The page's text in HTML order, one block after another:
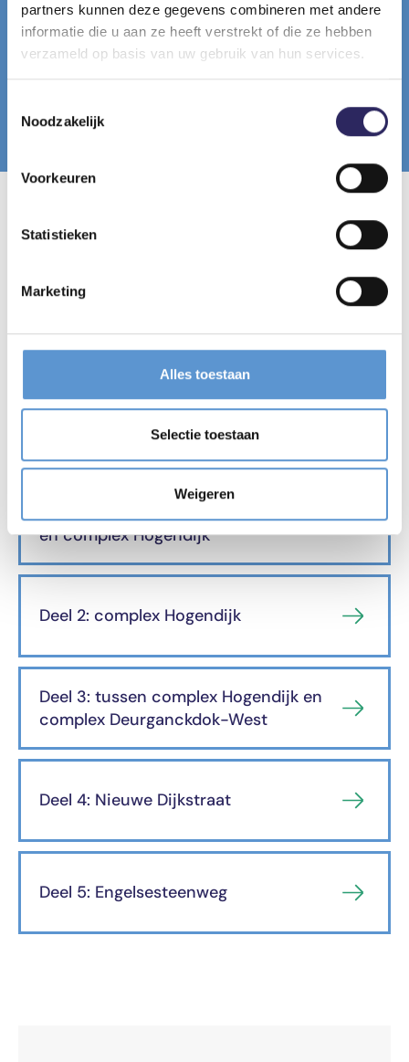
partners kunnen deze gegevens combineren met andere
informatie die u aan ze heeft verstrekt of die ze hebben
verzameld op basis van uw gebruik van hun services.
Noodzakelijk
Voorkeuren
Statistieken
Marketing
Alles toestaan
Selectie toestaan
Weigeren
© OMGEVING - Toekomstbeeld van het bufferlandschap
met de Nieuwe Dijkstraat, rechts in beeld.
Ontdek de andere projecten
Bufferlandschap
Doelpolder Zuid
en complex Hogendijk
Deel 2: complex Hogendijk
Deel 3: tussen complex Hogendijk en
complex Deurganckdok-West
Deel 4: Nieuwe Dijkstraat
Deel 5: Engelsesteenweg